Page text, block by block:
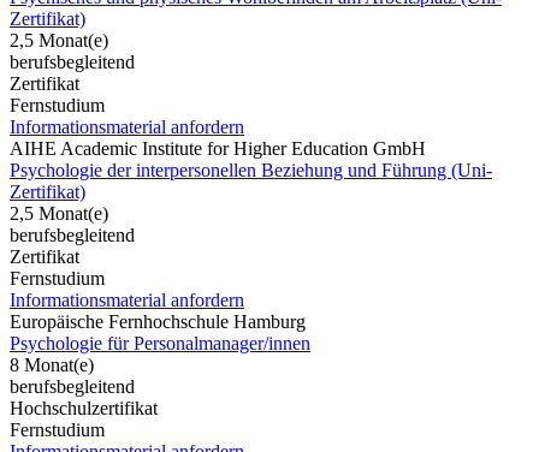
Zertifikat)
2,5 Monat(e)
berufsbegleitend
Zertifikat
Fernstudium
Informationsmaterial anfordern
AIHE Academic Institute for Higher Education GmbH
Psychologie der interpersonellen Beziehung und Führung (Uni-
Zertifikat)
2,5 Monat(e)
berufsbegleitend
Zertifikat
Fernstudium
Informationsmaterial anfordern
Europäische Fernhochschule Hamburg
Psychologie für Personalmanager/innen
8 Monat(e)
berufsbegleitend
Hochschulzertifikat
Fernstudium